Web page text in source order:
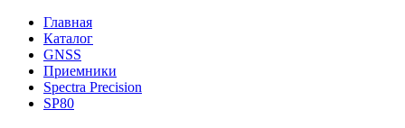
Главная
Каталог
GNSS
Приемники
Spectra Precision
SP80